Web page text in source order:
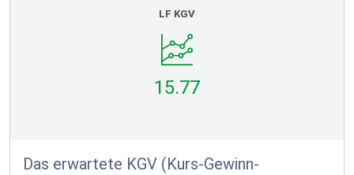
LF KGV
15.77
Das erwartete KGV (Kurs-Gewinn-